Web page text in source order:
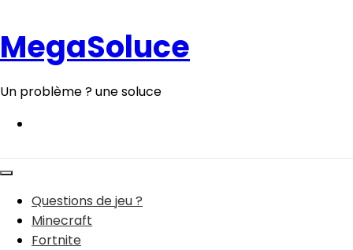
contenu
MegaSoluce
Un problème ? une soluce
Questions de jeu ?
Minecraft
Fortnite